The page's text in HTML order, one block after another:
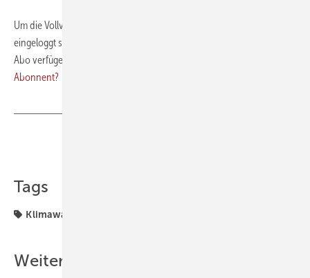
Um die Vollversion des PDFs herunterladen zu können, müssen Sie
eingeloggt sein und über ein laufendes Premium- oder Digital-Plus-
Abo verfügen. Bitte loggen Sie sich rechts oben ein.
Abonnent?
Tags
Klimawandel
Weitere Inhalte